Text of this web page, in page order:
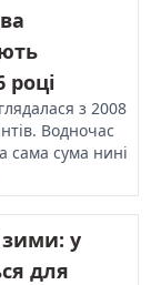
році
з 2008
Водночас
сама сума нині
зими: у
для